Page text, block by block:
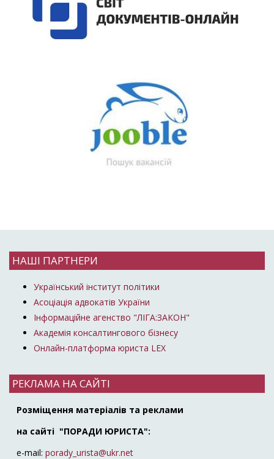
НАШІ ПАРТНЕРИ
Український інститут політики
Асоціація адвокатів України
Інформаційне агенство "ЛІГА:ЗАКОН"
Академія консалтингового бізнесу
Онлайн-платформа юриста LEX
РЕКЛАМА НА САЙТІ
Розміщення матеріалів та реклами
на сайті "ПОРАДИ ЮРИСТА":
e-mail: porady_urista@ukr.net